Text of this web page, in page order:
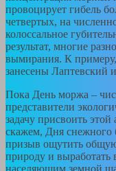
провоцирует гибель
четвертых, на
колоссальное
результат, многие
вымирания. К
занесены Лаптевский
Пока День моржа –
представители
задачу присвоить
скажем, Дня снежного
призыв ощутить общую
природу и выработать
населяющим земной